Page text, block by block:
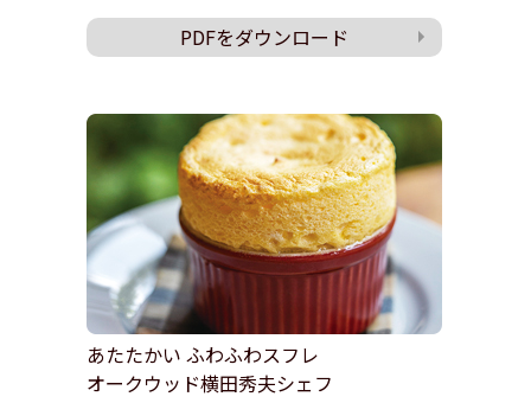
PDFをダウンロード
あたたかい ふわふわスフレ
オークウッド横田秀夫シェフ